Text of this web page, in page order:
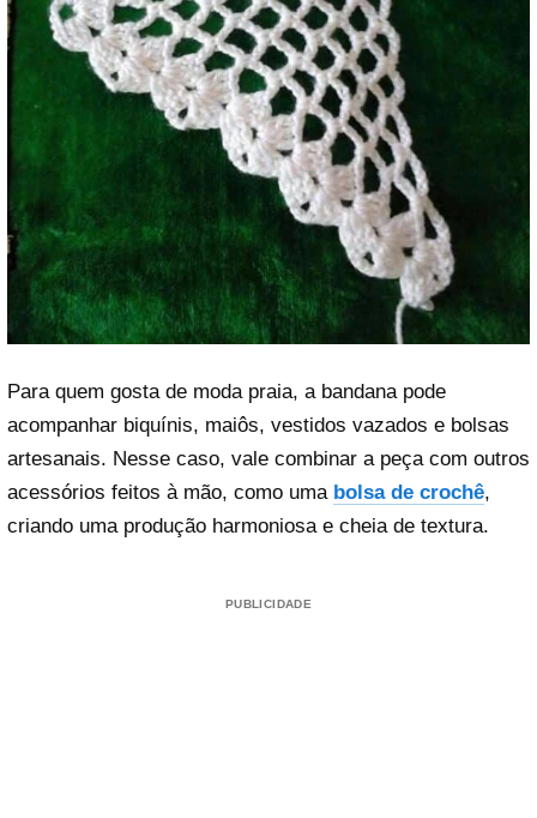
Para quem gosta de moda praia, a bandana pode
acompanhar biquínis, maiôs, vestidos vazados e bolsas
artesanais. Nesse caso, vale combinar a peça com outros
acessórios feitos à mão, como uma bolsa de crochê,
criando uma produção harmoniosa e cheia de textura.
PUBLICIDADE